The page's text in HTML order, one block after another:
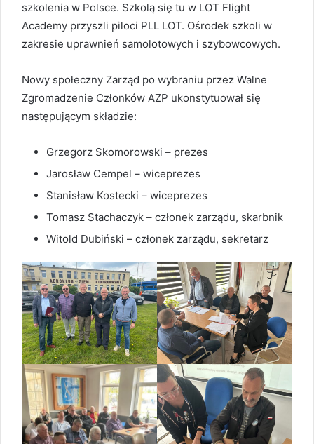
szkolenia w Polsce. Szkolą się tu w LOT Flight
Academy przyszli piloci PLL LOT. Ośrodek szkoli w
zakresie uprawnień samolotowych i szybowcowych.
Nowy społeczny Zarząd po wybraniu przez Walne
Zgromadzenie Członków AZP ukonstytuował się
następującym składzie:
Grzegorz Skomorowski – prezes
Jarosław Cempel – wiceprezes
Stanisław Kostecki – wiceprezes
Tomasz Stachaczyk – członek zarządu, skarbnik
Witold Dubiński – członek zarządu, sekretarz